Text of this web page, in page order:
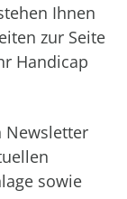
Ihnen
zur Seite
Handicap
Newsletter
sowie